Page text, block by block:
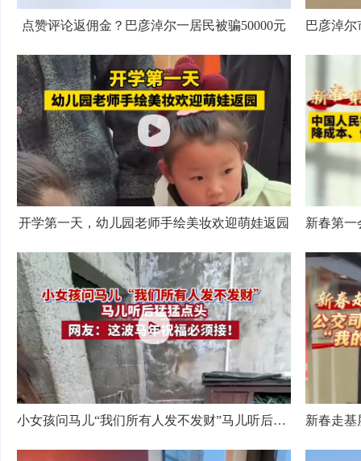
点赞评论返佣金？巴彦淖尔一居民被骗50000元
开学第一天，幼儿园老师手绘美妆欢迎萌娃返园
小女孩问马儿“我们所有人发不发财”马儿听后猛猛点头，网友：这波马年祝福必须接！